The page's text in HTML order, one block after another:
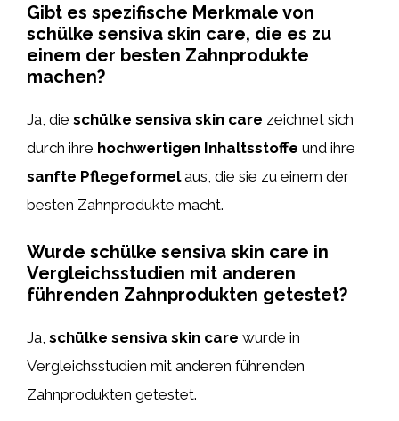
Gibt es spezifische Merkmale von
schülke sensiva skin care, die es zu
einem der besten Zahnprodukte
machen?
Ja, die schülke sensiva skin care zeichnet sich
durch ihre hochwertigen Inhaltsstoffe und ihre
sanfte Pflegeformelaus, die sie zu einem der
besten Zahnprodukte macht.
Wurde schülke sensiva skin care in
Vergleichsstudien mit anderen
führenden Zahnprodukten getestet?
Ja, schülke sensiva skin care wurde in
Vergleichsstudien mit anderen führenden
Zahnprodukten getestet.